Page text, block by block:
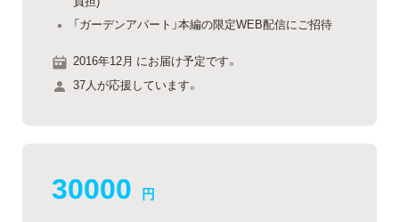
「ガーデンアパート」本編の限定WEB配信にご招待
2016年12月 にお届け予定です。
37人が応援しています。
30000 円